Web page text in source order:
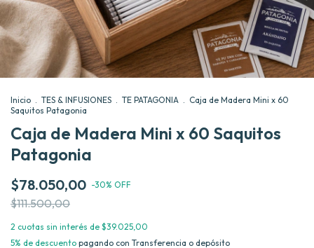
Inicio . TES & INFUSIONES . TE PATAGONIA . Caja de Madera Mini x 60
Saquitos Patagonia
Caja de Madera Mini x 60 Saquitos
Patagonia
$78.050,00 -30% OFF
$111.500,00
2 cuotas sin interés de $39.025,00
5% de descuento pagando con Transferencia o depósito